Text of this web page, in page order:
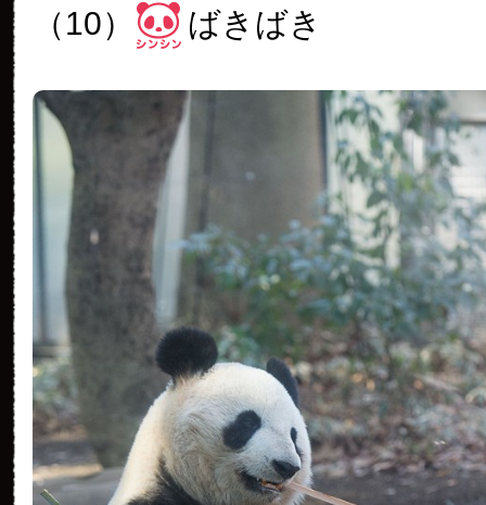
（10） ばきばき